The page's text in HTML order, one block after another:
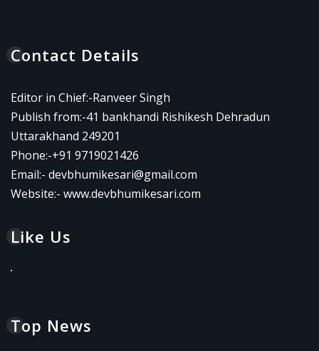
Contact Details
Editor in Chief:-Ranveer Singh
Publish from:-41 bankhandi Rishikesh Dehradun
Uttarakhand 249201
Phone:-+91 9719021426
Email:- devbhumikesari@gmail.com
Website:- www.devbhumikesari.com
Like Us
Top News